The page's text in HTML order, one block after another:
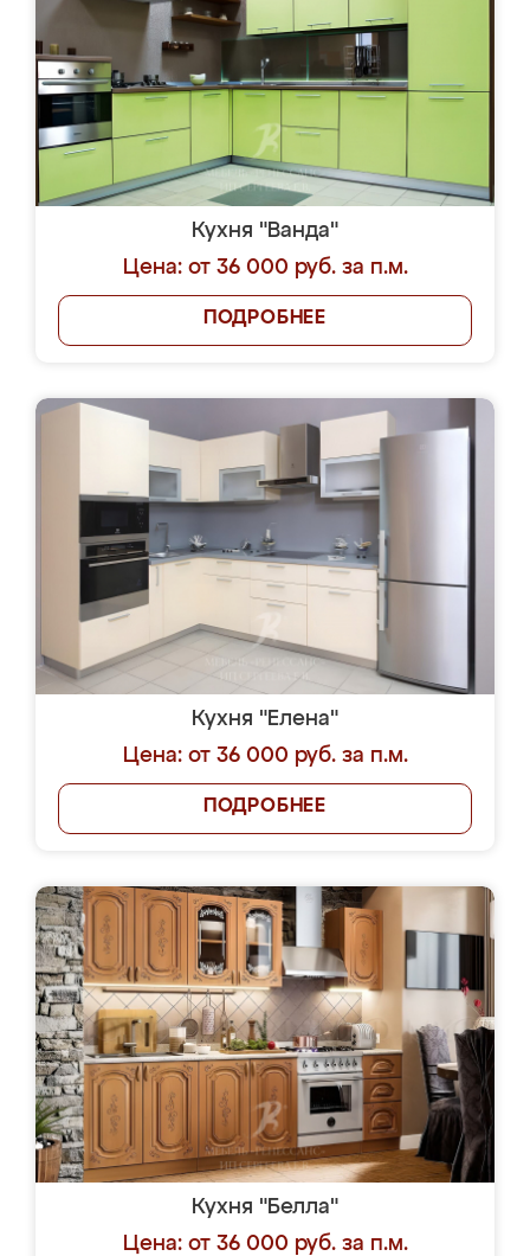
Кухня "Ванда"
Цена: от 36 000 руб. за п.м.
ПОДРОБНЕЕ
Кухня "Елена"
Цена: от 36 000 руб. за п.м.
ПОДРОБНЕЕ
Кухня "Белла"
Цена: от 36 000 руб. за п.м.